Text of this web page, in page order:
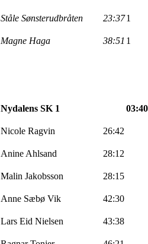
Ståle Sønsterudbråten 23:371
Magne Haga 38:51 1
Nydalens SK 1
Nicole Ragvin 26:42
Anine Ahlsand 28:12
Malin Jakobsson 28:15
Anne Sæbø Vik 42:30
Lars Eid Nielsen 43:38